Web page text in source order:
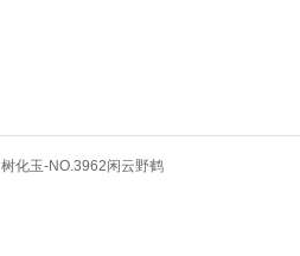
树化玉-NO.3962闲云野鹤